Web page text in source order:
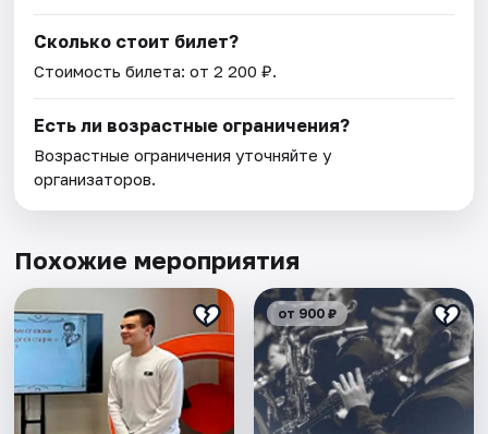
Сколько стоит билет?
Стоимость билета: от 2 200 ₽.
Есть ли возрастные ограничения?
Возрастные ограничения уточняйте у
организаторов.
Похожие мероприятия
от 900 ₽